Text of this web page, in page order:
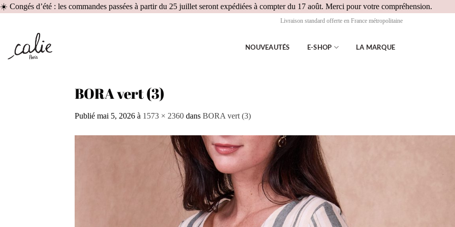
☀️ Congés d’été : les commandes passées à partir du 25 juillet seront expédiées à compter du 17 août. Merci pour votre compréhension.
Livraison standard offerte en France métropolitaine
NOUVEAUTÉS E-SHOP LA MARQUE
BORA vert (3)
Publié mai 5, 2026 à 1573 × 2360 dans BORA vert (3)